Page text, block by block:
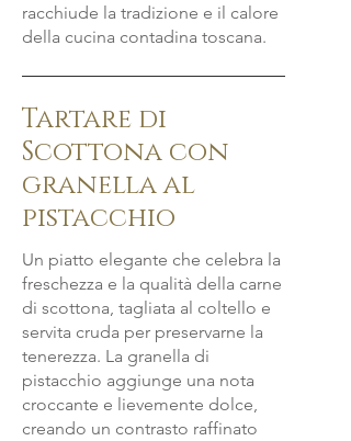
racchiude la tradizione e il calore
della cucina contadina toscana.
Tartare di
Scottona con
granella al
pistacchio
Un piatto elegante che celebra la
freschezza e la qualità della carne
di scottona, tagliata al coltello e
servita cruda per preservarne la
tenerezza. La granella di
pistacchio aggiunge una nota
croccante e lievemente dolce,
creando un contrasto raffinato